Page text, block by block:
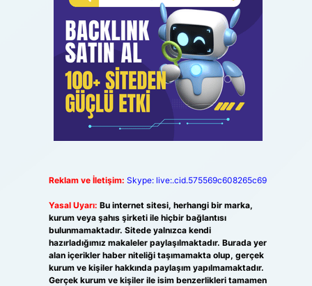
Reklam ve İletişim: Skype: live:.cid.575569c608265c69
Yasal Uyarı: Bu internet sitesi, herhangi bir marka,
kurum veya şahıs şirketi ile hiçbir bağlantısı
bulunmamaktadır. Sitede yalnızca kendi
hazırladığımız makaleler paylaşılmaktadır. Burada yer
alan içerikler haber niteliği taşımamakta olup, gerçek
kurum ve kişiler hakkında paylaşım yapılmamaktadır.
Gerçek kurum ve kişiler ile isim benzerlikleri tamamen